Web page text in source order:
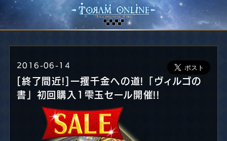
2016-06-14
[終了間近!]一攫千金への道!「ヴィルゴの
書」初回購入1雫玉セール開催!!